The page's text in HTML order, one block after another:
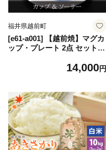
福井県越前町
[e61-a001] 【越前焼】マグカ
ップ・プレート 2点 セット
食器 マット ホワイト ブルー
士 】
14,000円